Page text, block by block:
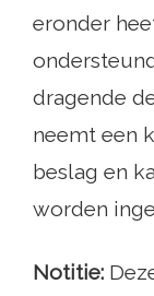
eronder
dragende
neemt een
beslag en
worden
Notitie: